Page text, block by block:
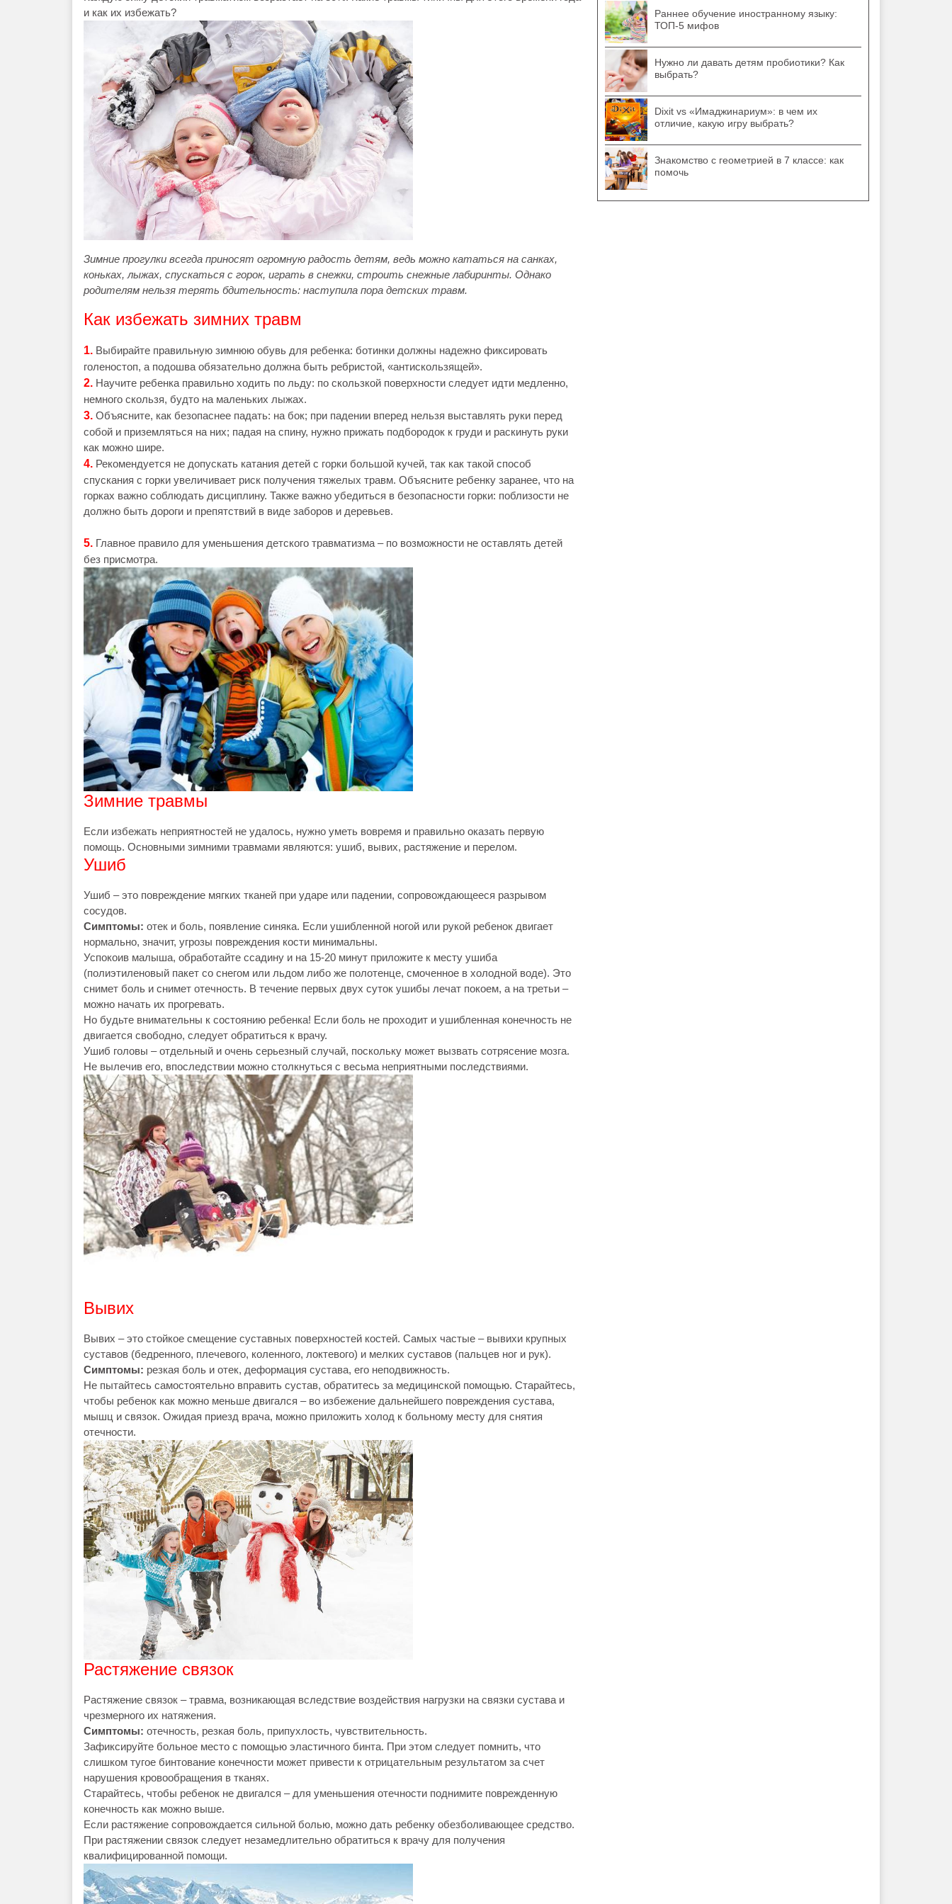
и как их избежать?
Зимние прогулки всегда приносят огромную радость детям, ведь можно кататься на санках,
коньках, лыжах, спускаться с горок, играть в снежки, строить снежные лабиринты. Однако
родителям нельзя терять бдительность: наступила пора детских травм.
Как избежать зимних травм
1. Выбирайте правильную зимнюю обувь для ребенка: ботинки должны надежно фиксировать
голеностоп, а подошва обязательно должна быть ребристой, «антискользящей».
2. Научите ребенка правильно ходить по льду: по скользкой поверхности следует идти медленно,
немного скользя, будто на маленьких лыжах.
3. Объясните, как безопаснее падать: на бок; при падении вперед нельзя выставлять руки перед
собой и приземляться на них; падая на спину, нужно прижать подбородок к груди и раскинуть руки
как можно шире.
4. Рекомендуется не допускать катания детей с горки большой кучей, так как такой способ
спускания с горки увеличивает риск получения тяжелых травм. Объясните ребенку заранее, что на
горках важно соблюдать дисциплину. Также важно убедиться в безопасности горки: поблизости не
должно быть дороги и препятствий в виде заборов и деревьев.
5. Главное правило для уменьшения детского травматизма – по возможности не оставлять детей
без присмотра.
Зимние травмы
Если избежать неприятностей не удалось, нужно уметь вовремя и правильно оказать первую
помощь. Основными зимними травмами являются: ушиб, вывих, растяжение и перелом.
Ушиб
Ушиб – это повреждение мягких тканей при ударе или падении, сопровождающееся разрывом
сосудов.
Симптомы: отек и боль, появление синяка. Если ушибленной ногой или рукой ребенок двигает
нормально, значит, угрозы повреждения кости минимальны.
Успокоив малыша, обработайте ссадину и на 15-20 минут приложите к месту ушиба
(полиэтиленовый пакет со снегом или льдом либо же полотенце, смоченное в холодной воде). Это
снимет боль и снимет отечность. В течение первых двух суток ушибы лечат покоем, а на третьи –
можно начать их прогревать.
Но будьте внимательны к состоянию ребенка! Если боль не проходит и ушибленная конечность не
двигается свободно, следует обратиться к врачу.
Ушиб головы – отдельный и очень серьезный случай, поскольку может вызвать сотрясение мозга.
Не вылечив его, впоследствии можно столкнуться с весьма неприятными последствиями.
Вывих
Вывих – это стойкое смещение суставных поверхностей костей. Самых частые – вывихи крупных
суставов (бедренного, плечевого, коленного, локтевого) и мелких суставов (пальцев ног и рук).
Симптомы: резкая боль и отек, деформация сустава, его неподвижность.
Не пытайтесь самостоятельно вправить сустав, обратитесь за медицинской помощью. Старайтесь,
чтобы ребенок как можно меньше двигался – во избежение дальнейшего повреждения сустава,
мышц и связок. Ожидая приезд врача, можно приложить холод к больному месту для снятия
отечности.
Растяжение связок
Растяжение связок – травма, возникающая вследствие воздействия нагрузки на связки сустава и
чрезмерного их натяжения.
Симптомы: отечность, резкая боль, припухлость, чувствительность.
Зафиксируйте больное место с помощью эластичного бинта. При этом следует помнить, что
слишком тугое бинтование конечности может привести к отрицательным результатом за счет
нарушения кровообращения в тканях.
Старайтесь, чтобы ребенок не двигался – для уменьшения отечности поднимите поврежденную
конечность как можно выше.
Если растяжение сопровождается сильной болью, можно дать ребенку обезболивающее средство.
При растяжении связок следует незамедлительно обратиться к врачу для получения
квалифицированной помощи.
Раннее обучение иностранному языку:
ТОП-5 мифов
Нужно ли давать детям пробиотики? Как
выбрать?
Dixit vs «Имаджинариум»: в чем их
отличие, какую игру выбрать?
Знакомство с геометрией в 7 классе: как
помочь